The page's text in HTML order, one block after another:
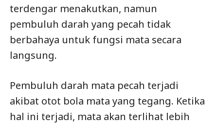
terdengar menakutkan, namun
pembuluh darah yang pecah tidak
berbahaya untuk fungsi mata secara
langsung.
Pembuluh darah mata pecah terjadi
akibat otot bola mata yang tegang. Ketika
hal ini terjadi, mata akan terlihat lebih